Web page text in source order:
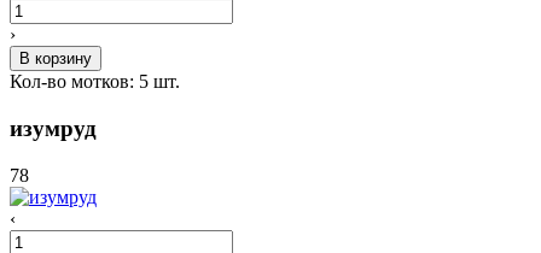
›
В корзину
Кол-во мотков: 5 шт.
изумруд
78
‹